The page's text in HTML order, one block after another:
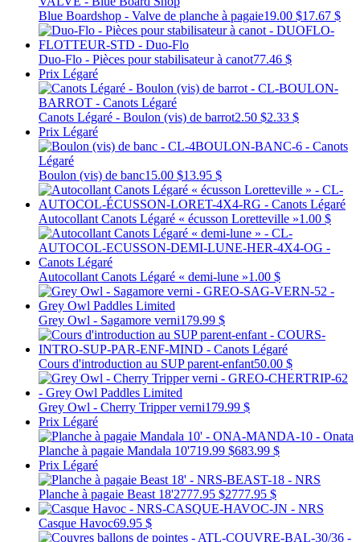
Blue Boardshop - Valve de planche à pagaie19.00 $17.67 $
Duo-Flo - Pièces pour stabilisateur à canot77.46 $
Prix Légaré
Canots Légaré - Boulon (vis) de barrot2.50 $2.33 $
Prix Légaré
Boulon (vis) de banc15.00 $13.95 $
Autocollant Canots Légaré « écusson Loretteville »1.00 $
Autocollant Canots Légaré « demi-lune »1.00 $
Grey Owl - Sagamore verni179.99 $
Cours d'introduction au SUP parent-enfant50.00 $
Grey Owl - Cherry Tripper verni179.99 $
Prix Légaré
Planche à pagaie Mandala 10'719.99 $683.99 $
Prix Légaré
Planche à pagaie Beast 18'2777.95 $2777.95 $
Casque Havoc69.95 $